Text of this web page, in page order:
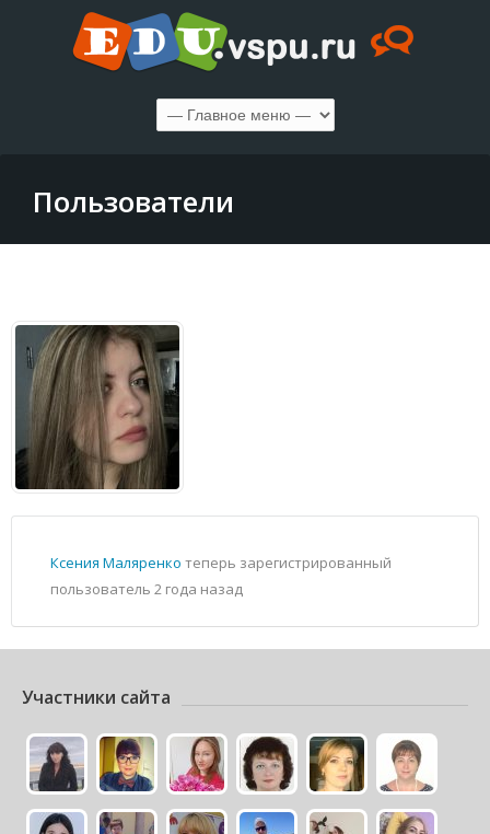
Пользователи
Ксения Маляренко теперь зарегистрированный
пользователь 2 года назад
Участники сайта